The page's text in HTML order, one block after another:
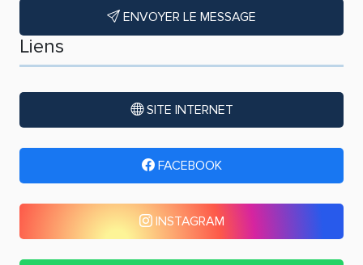
ENVOYER LE MESSAGE
Liens
SITE INTERNET
FACEBOOK
INSTAGRAM